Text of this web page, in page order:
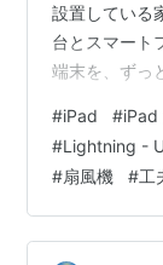
設置している
台とスマート
端末を、ずっ
いないと30℃
ーテン越し）
その場所がか
た異常は「ア
イコンをタッ
#iPad #iPad
#Lightning -
#扇風機 #工